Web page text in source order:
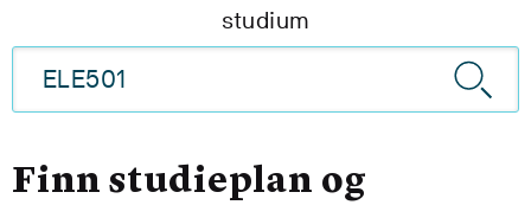
studium
Finn studieplan og